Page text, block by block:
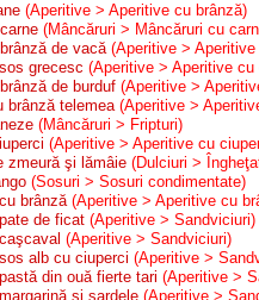
(Aperitive > Aperitive cu brânză)
(Mâncăruri > Mâncăruri cu
de vacă (Aperitive >
grecesc (Aperitive > Aperitive cu
de burduf (Aperitive >
brânză telemea (Aperitive >
(Mâncăruri > Fripturi)
(Aperitive > Aperitive cu
zmeură şi lămâie (Dulciuri >
(Sosuri > Sosuri condimentate)
brânză (Aperitive > Aperitive cu
de ficat (Aperitive > Sandviciuri)
(Aperitive > Sandviciuri)
alb cu ciuperci (Aperitive >
din ouă fierte tari (Aperitive >
şi sardele (Aperitive >